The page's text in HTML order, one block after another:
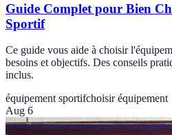
Guide Complet pour Bien
Sportif
Ce guide vous aide à choisir
besoins et objectifs. Des conseils
inclus.
équipement sportifchoisir équipement
Aug 6